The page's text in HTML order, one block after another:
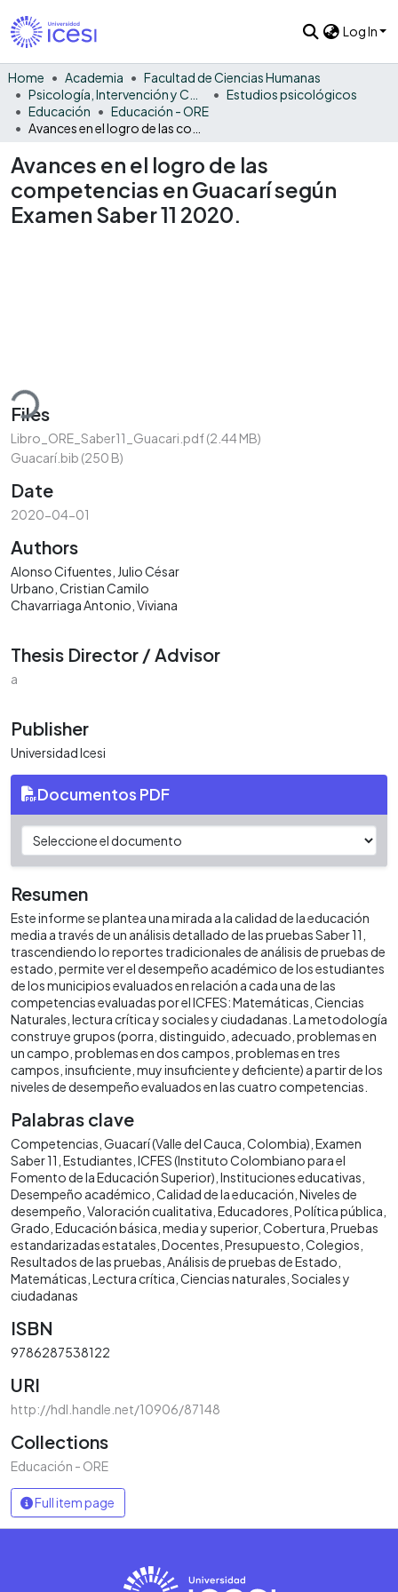
Log In
Home Academia
Facultad de Ciencias Humanas
Estudios psicológicos
Educación
Educación - ORE
Avances en el logro de las
competencias en Guacarí según
Examen Saber 11 2020.
Files
Libro_ORE_Saber11_Guacari.pdf(2.44 MB)
Guacarí.bib (250 B)
Date
2020-04-01
Authors
Alonso Cifuentes, Julio César
Urbano, Cristian Camilo
Chavarriaga Antonio, Viviana
Thesis Director / Advisor
a
Publisher
Universidad Icesi
Documentos PDF
Resumen
Este informe se plantea una mirada a la calidad de la educación
media a través de un análisis detallado de las pruebas Saber 11,
trascendiendo lo reportes tradicionales de análisis de pruebas de
estado, permite ver el desempeño académico de los estudiantes
de los municipios evaluados en relación a cada una de las
competencias evaluadas por el ICFES: Matemáticas, Ciencias
Naturales, lectura crítica y sociales y ciudadanas. La metodología
construye grupos (porra, distinguido, adecuado, problemas en
un campo, problemas en dos campos, problemas en tres
campos, insuficiente, muy insuficiente y deficiente) a partir de los
niveles de desempeño evaluados en las cuatro competencias.
Palabras clave
Competencias Guacarí (Valle del Cauca, Colombia) Examen
Saber 11 Estudiantes ICFES (Instituto Colombiano para el
Fomento de la Educación Superior) Instituciones educativas
Desempeño académico Calidad de la educación Niveles de
desempeño Valoración cualitativa Educadores Política pública
Grado Educación básica, media y superior Cobertura Pruebas
estandarizadas estatales Docentes Presupuesto Colegios
Resultados de las pruebas Análisis de pruebas de Estado
Matemáticas Lectura crítica Ciencias naturales Sociales y
ciudadanas
ISBN
9786287538122
URI
http://hdl.handle.net/10906/87148
Collections
Educación - ORE
Full item page